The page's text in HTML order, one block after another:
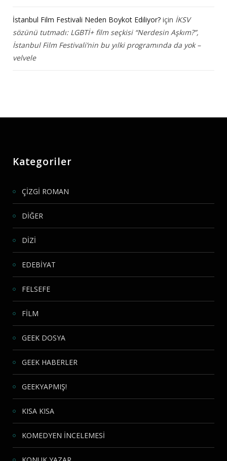
İstanbul Film Festivali Neden Boykot Ediliyor? için İKSV
sözünü tutmadı: LGBTİ+ film seçkisi “Nerdesin Aşkım?”,
İstanbul Film Festivali’nin bu yılki programında da yok –
velvele
Kategoriler
ÇİZGİ ROMAN
DİĞER
DİZİ
EDEBİYAT
FELSEFE
FİLM
GEEK DOSYA
GEEK HABERLER
GEEKYAPMIŞ!
KISA KISA
KOMEDYEN İNCELEMESİ